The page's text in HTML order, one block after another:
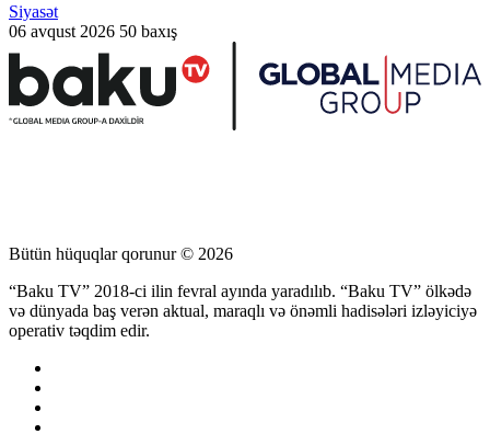
Siyasət
06 avqust 2026 50 baxış
Bütün hüquqlar qorunur © 2026
“Baku TV” 2018-ci ilin fevral ayında yaradılıb. “Baku TV” ölkədə
və dünyada baş verən aktual, maraqlı və önəmli hadisələri izləyiciyə
operativ təqdim edir.